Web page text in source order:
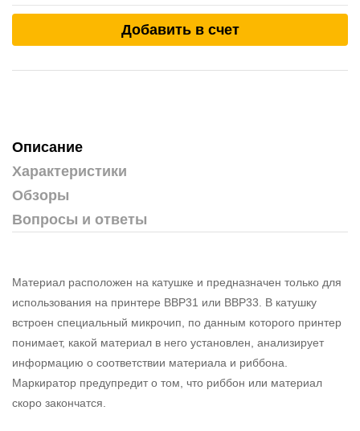
Добавить в счет
Описание
Характеристики
Обзоры
Вопросы и ответы
Материал расположен на катушке и предназначен только для
использования на принтере BBP31 или BBP33. В катушку
встроен специальный микрочип, по данным которого принтер
понимает, какой материал в него установлен, анализирует
информацию о соответствии материала и риббона.
Маркиратор предупредит о том, что риббон или материал
скоро закончатся.